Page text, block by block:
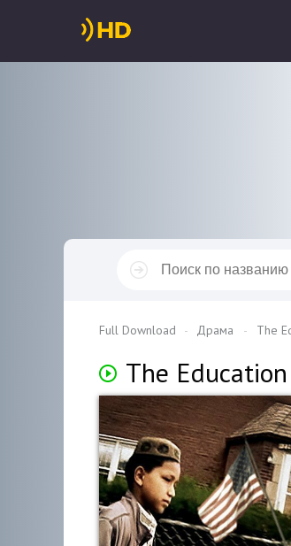
Full Download Драма The
The